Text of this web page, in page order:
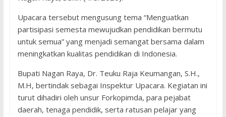
Upacara tersebut mengusung tema “Menguatkan
partisipasi semesta mewujudkan pendidikan bermutu
untuk semua” yang menjadi semangat bersama dalam
meningkatkan kualitas pendidikan di Indonesia.
Bupati Nagan Raya, Dr. Teuku Raja Keumangan, S.H.,
M.H, bertindak sebagai Inspektur Upacara. Kegiatan ini
turut dihadiri oleh unsur Forkopimda, para pejabat
daerah, tenaga pendidik, serta ratusan pelajar yang